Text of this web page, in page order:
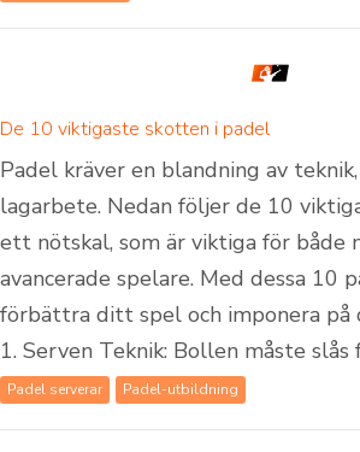
De 10 viktigaste skotten i padel
Padel kräver en blandning av
lagarbete. Nedan följer de 10
ett nötskal, som är viktiga för både
avancerade spelare. Med dessa 10
förbättra ditt spel och imponera på
1. Serven Teknik: Bollen måste slås
Padel serverar Padel-utbildning